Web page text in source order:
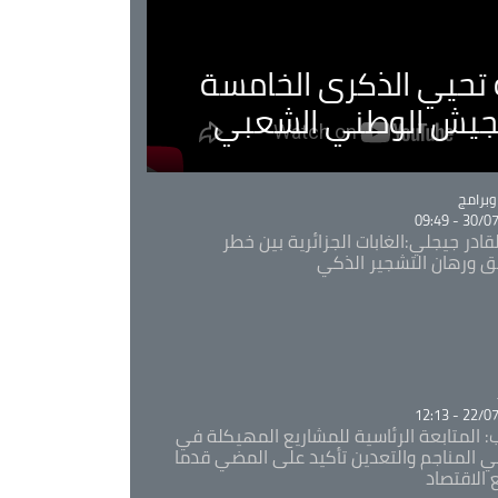
تحيي الذكرى الخامسة
الوطني الشعبي
30/07/
جيجلي:الغابات الجزائرية بين خطر
ورهان التشجير الذكي
22/07/
المتابعة الرئاسية للمشاريع المهيكلة في
المناجم والتعدين تأكيد على المضي قدما
الاقتصاد